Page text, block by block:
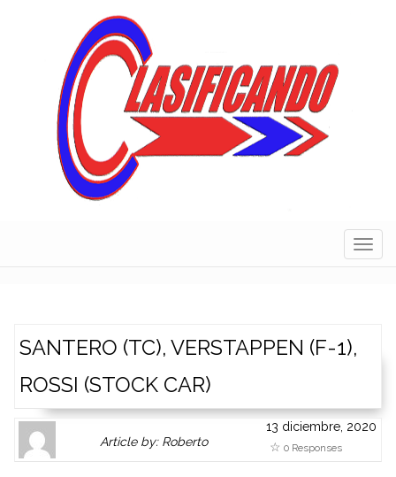
SANTERO (TC), VERSTAPPEN (F-1),
ROSSI (STOCK CAR)
Author
Gravatar
Article by: Roberto
13 diciembre, 2020
0 Responses